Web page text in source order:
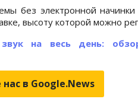
без электронной начинки
высоту которой можно
на весь день:
в Google.News